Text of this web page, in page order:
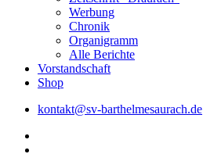
Werbung
Chronik
Organigramm
Alle Berichte
Vorstandschaft
Shop
kontakt@sv-barthelmesaurach.de